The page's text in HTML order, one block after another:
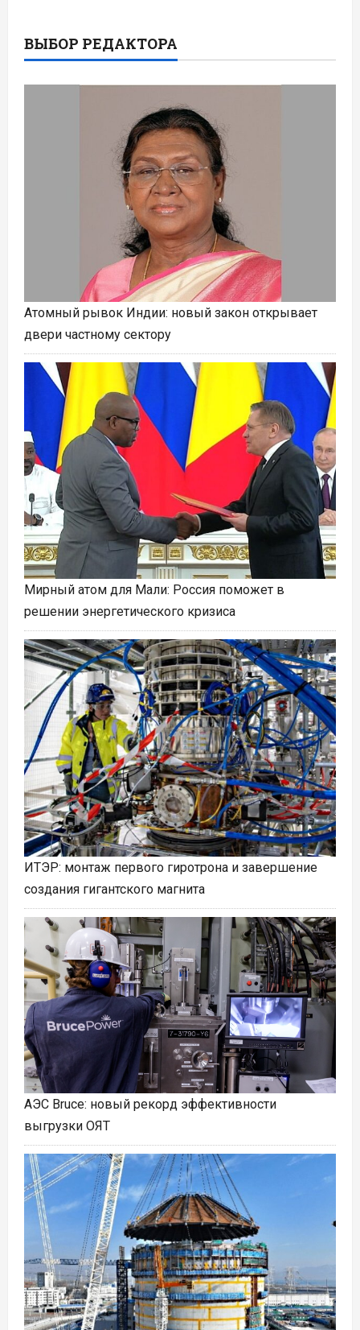
ВЫБОР РЕДАКТОРА
Атомный рывок Индии: новый закон открывает
двери частному сектору
Мирный атом для Мали: Россия поможет в
решении энергетического кризиса
ИТЭР: монтаж первого гиротрона и завершение
создания гигантского магнита
АЭС Bruce: новый рекорд эффективности
выгрузки ОЯТ